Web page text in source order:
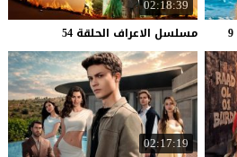
9
02:18:39
مسلسل الاعراف الحلقة 54
02:17:19